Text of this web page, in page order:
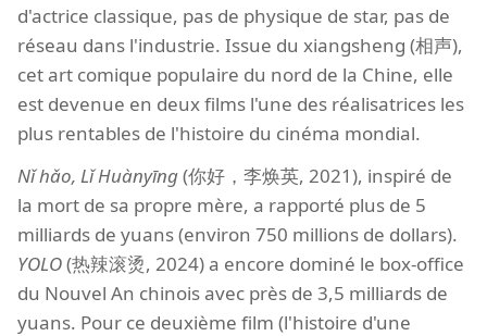
d'actrice classique, pas de physique de star, pas de
réseau dans l'industrie. Issue du xiangsheng (相声),
cet art comique populaire du nord de la Chine, elle
est devenue en deux films l'une des réalisatrices les
plus rentables de l'histoire du cinéma mondial.
Nǐ hǎo, Lǐ Huànyīng(你好，李焕英, 2021), inspiré de
la mort de sa propre mère, a rapporté plus de 5
milliards de yuans (environ 750 millions de dollars).
YOLO(热辣滚烫, 2024) a encore dominé le box-office
du Nouvel An chinois avec près de 3,5 milliards de
yuans. Pour ce deuxième film (l'histoire d'une